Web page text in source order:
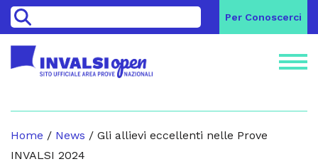
> Per Conoscerci
Home / News / Gli allievi eccellenti nelle Prove
INVALSI 2024